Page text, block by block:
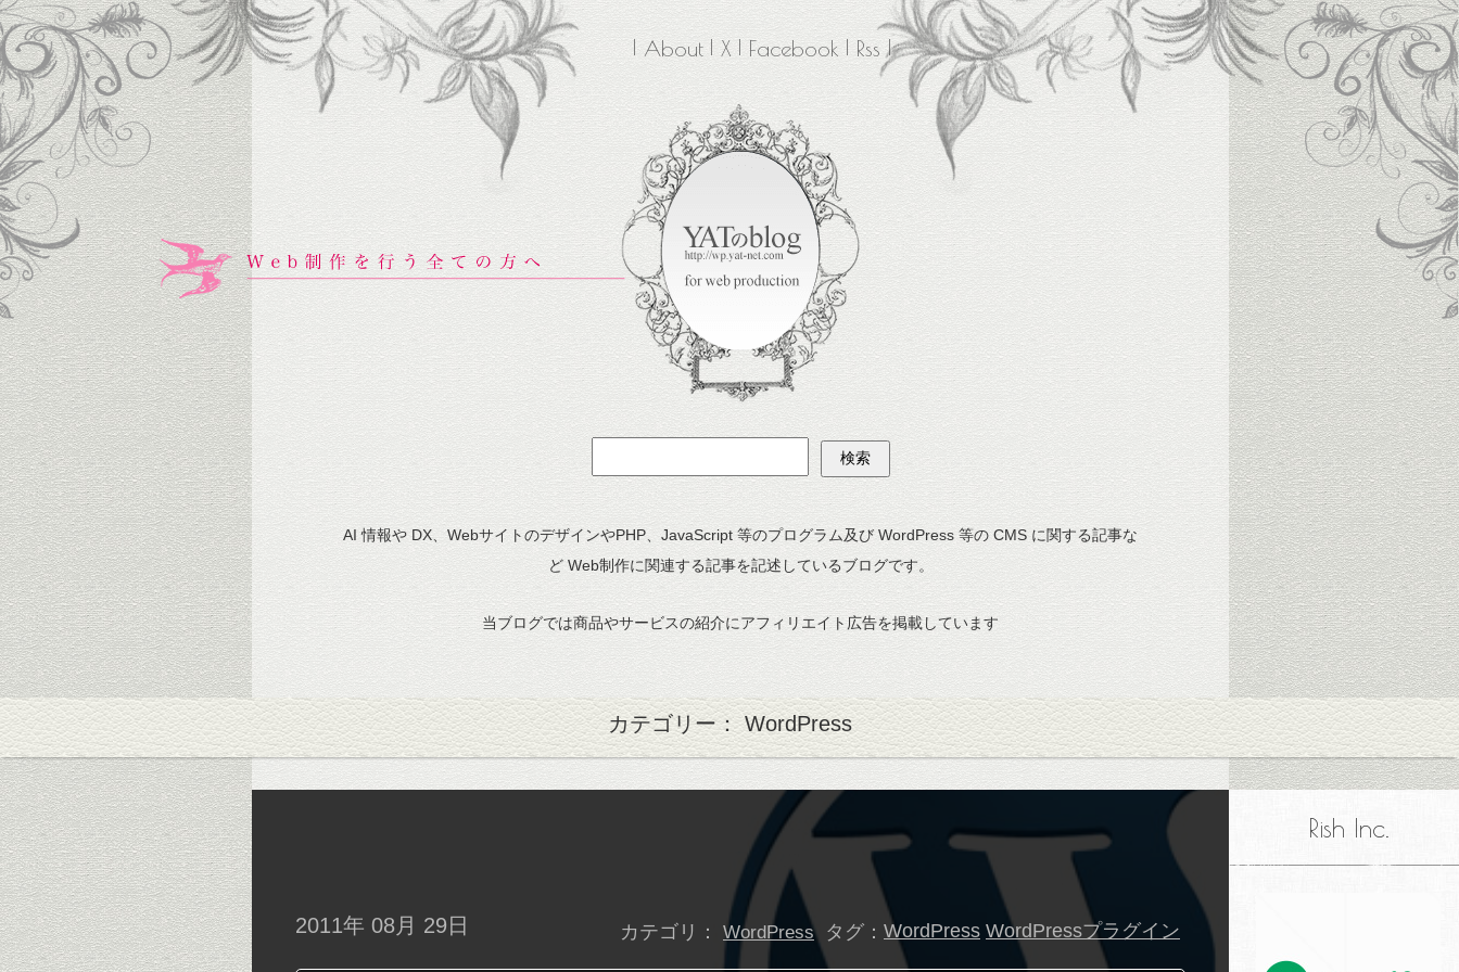
About X Facebook Rss
AI 情報や DX、WebサイトのデザインやPHP、JavaScript 等のプログラム及び WordPress 等の CMS に関する記事な
ど Web制作に関連する記事を記述しているブログです。
当ブログでは商品やサービスの紹介にアフィリエイト広告を掲載しています
カテゴリー： WordPress
2011年 08月 29日 カテゴリ： WordPress タグ： WordPress WordPressプラグイン
Rish Inc.